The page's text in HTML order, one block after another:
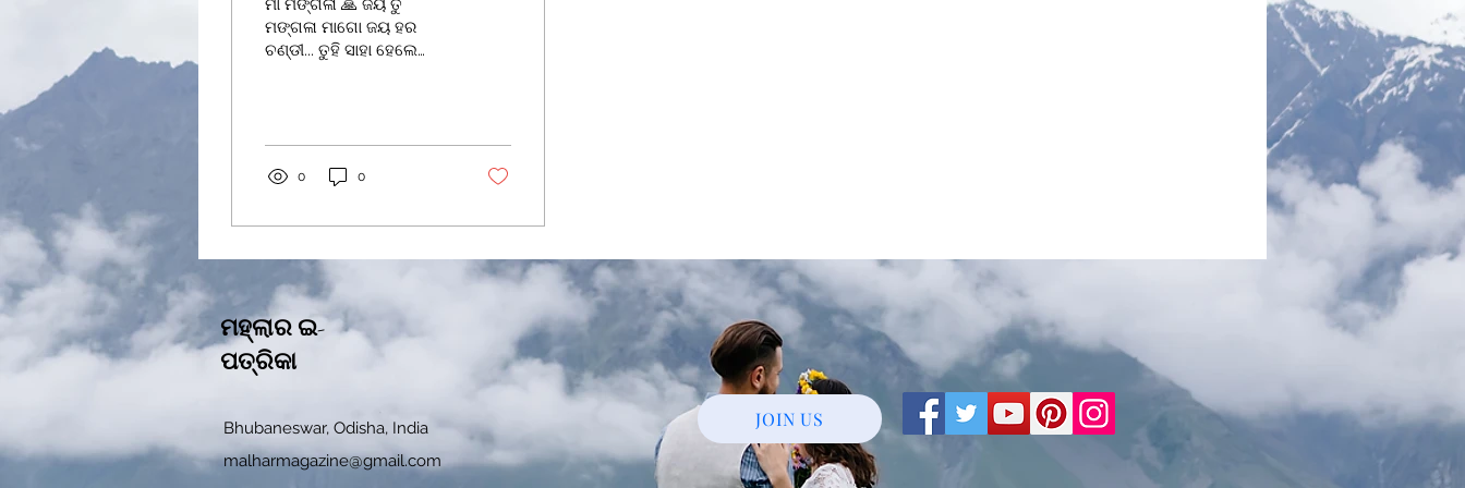
ମା ମଙ୍ଗଳା 🙏 ଜୟ ତୁ
ମଙ୍ଗଳା ମାଗୋ ଜୟ ହର
ଚଣ୍ଡୀ... ତୁହି ସାହା ହେଲେ
ମାତା... ଫିଟାଉ ସଙ୍କଟ... lll
କେତେ ଆଶା ରଖି ମାତା.. ଡାକୁଛି
ଗୋ ତତେ... ସହି ହଉ ନାହିଁ
ମାତା ହୋଈ ମୋ ଦୁଃଖ ତୁ..
କେମିତି ଦେଖୁଛୁ... ନିର୍ଦୟ ଏ
ଝିଅ ତୋର ଅସହାୟ ଆଜି...
ହେଇଛି ଗୋ ମାତା... ପାଖେ
ପାଖେ ଥିବୁ ମl... ରଖିଛି ମୁଁ
0 0
ମହ୍ଲାର ଇ-
ପତ୍ରିକା
Bhubaneswar, Odisha, India JOIN US
malharmagazine@gmail.com